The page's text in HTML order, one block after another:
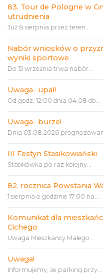
83. Tour de Pologne w
utrudnienia
Już 8 sierpnia przez teren...
Nabór wniosków o
wyniki sportowe
Do 15 września trwa nabór...
Uwaga- upał!
Od godz. 12:00 dnia 04.08 do...
Uwaga- burze!
Dnia 03.08.2026
III Festyn Stasikowiański
Stasikówka po raz kolejny...
82. rocznica Powstania
1 sierpnia o godzinie 17:00 na...
Komunikat dla
Cichego
Uwaga Mieszkańcy Małego...
Uwaga!
Informujemy, że parking przy...